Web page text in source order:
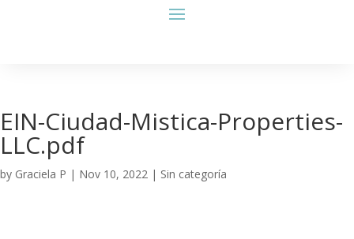
EIN-Ciudad-Mistica-Properties-
LLC.pdf
by Graciela P | Nov 10, 2022 | Sin categoría